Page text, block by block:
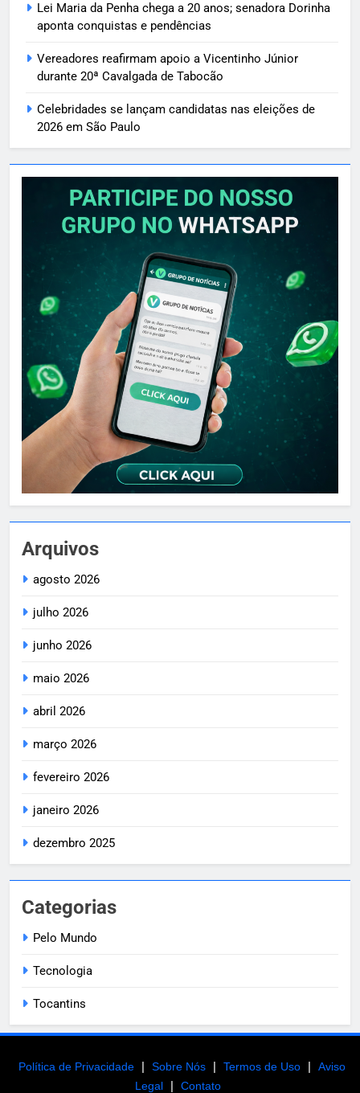
Lei Maria da Penha chega a 20 anos; senadora Dorinha
aponta conquistas e pendências
Vereadores reafirmam apoio a Vicentinho Júnior
durante 20ª Cavalgada de Tabocão
Celebridades se lançam candidatas nas eleições de
2026 em São Paulo
Arquivos
agosto 2026
julho 2026
junho 2026
maio 2026
abril 2026
março 2026
fevereiro 2026
janeiro 2026
dezembro 2025
Categorias
Pelo Mundo
Tecnologia
Tocantins
Política de Privacidade | Sobre Nós | Termos de Uso |
Aviso
Legal
| Contato